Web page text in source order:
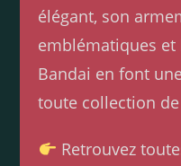
élégant, son
emblématiques
Bandai en font
toute collection
Retrouvez